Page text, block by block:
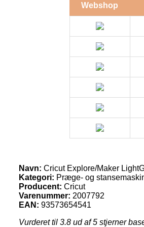
Webshop
Navn: Cricut Explore/Maker
Kategori: Præge- og
Producent: Cricut
Varenummer: 2007792
EAN: 93573654541
Vurderet til 3.8 ud af 5 stjerner